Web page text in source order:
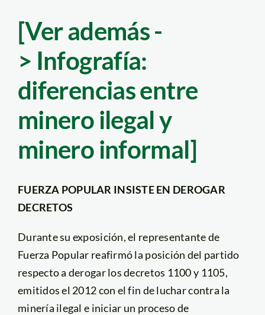
[Ver además -
> Infografía:
diferencias entre
minero ilegal y
minero informal]
FUERZA POPULAR INSISTE EN DEROGAR
DECRETOS
Durante su exposición, el representante de
Fuerza Popular reafirmó la posición del partido
respecto a derogar los decretos 1100 y 1105,
emitidos el 2012 con el fin de luchar contra la
minería ilegal e iniciar un proceso de